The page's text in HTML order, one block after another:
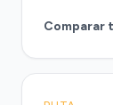
Comparar